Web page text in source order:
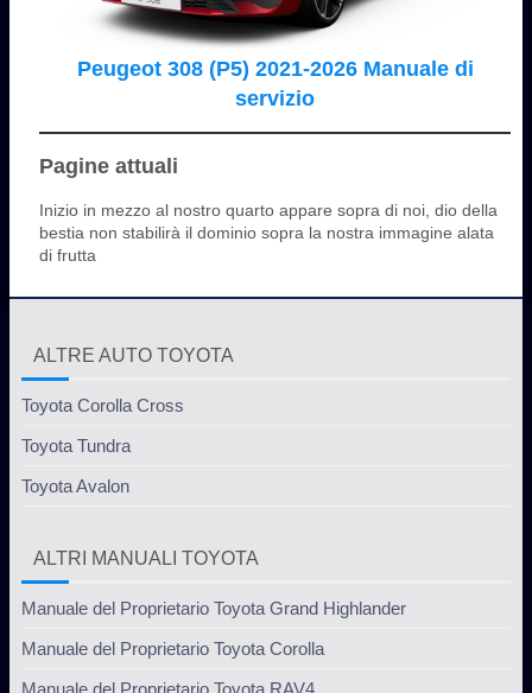
Peugeot 308 (P5) 2021-2026 Manuale di
servizio
Pagine attuali
Inizio in mezzo al nostro quarto appare sopra di noi, dio della
bestia non stabilirà il dominio sopra la nostra immagine alata
di frutta
ALTRE AUTO TOYOTA
Toyota Corolla Cross
Toyota Tundra
Toyota Avalon
ALTRI MANUALI TOYOTA
Manuale del Proprietario Toyota Grand Highlander
Manuale del Proprietario Toyota Corolla